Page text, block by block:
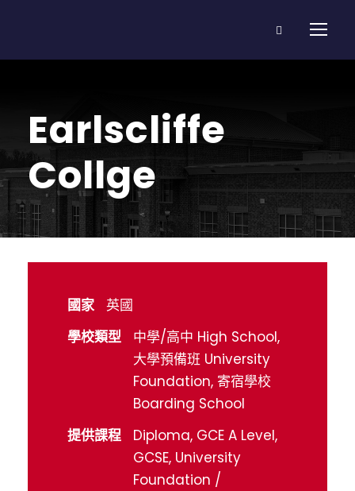
Earlscliffe
Collge
國家
英國
學校類型
中學/高中 High School,
大學預備班 University
Foundation, 寄宿學校
Boarding School
提供課程
Diploma, GCE A Level,
GCSE, University
Foundation /